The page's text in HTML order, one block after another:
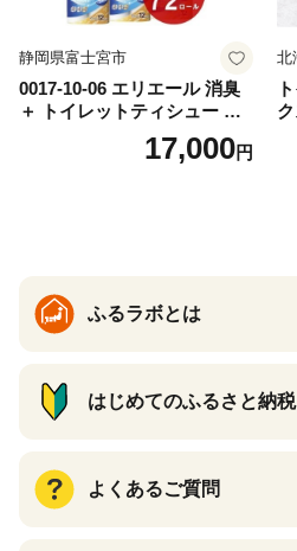
静岡県富士宮市
0017-10-06 エリエール 消臭
＋ トイレットティシュー し
っかり香るフレッシュクリア
の香り ダブル 12ロール×6パ
17,000円
北
ふるラボとは
はじめてのふるさと納税
よくあるご質問